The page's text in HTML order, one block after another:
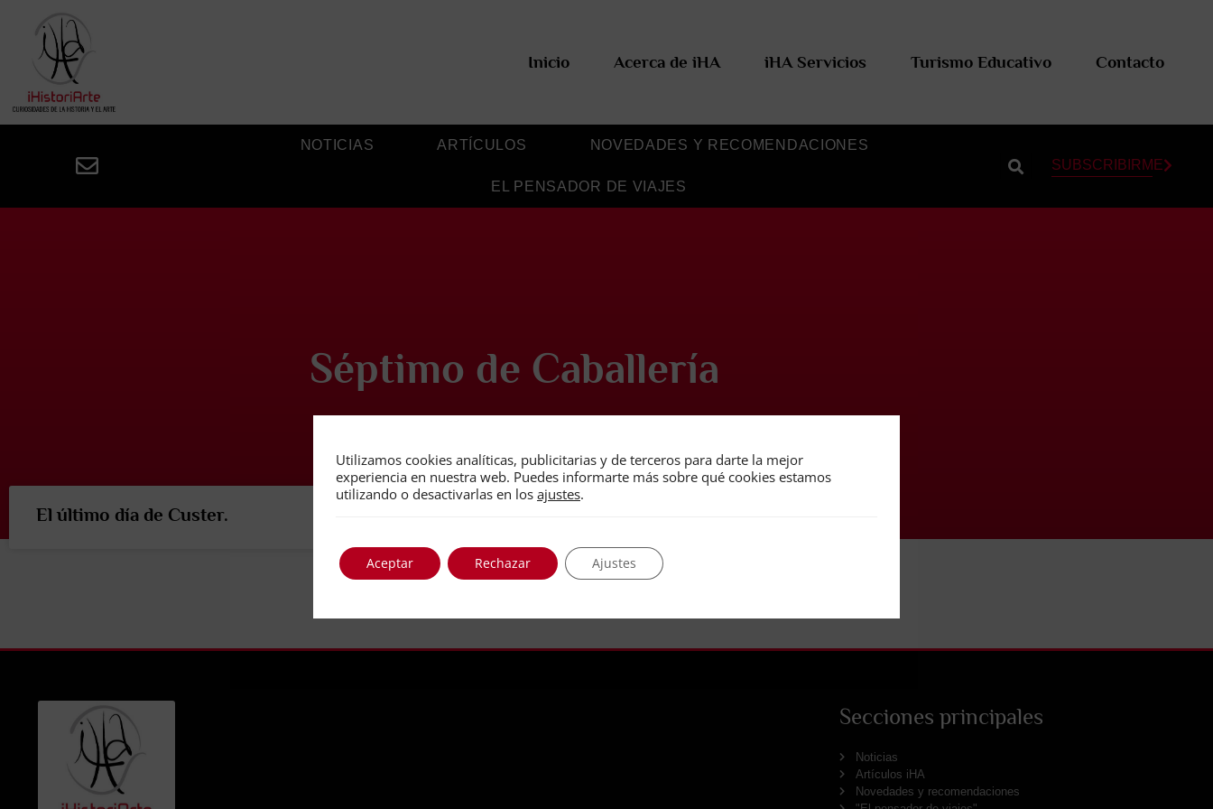
Inicio Acerca de iHA iHA Servicios Turismo Educativo Contacto
NOTICIAS ARTÍCULOS NOVEDADES Y RECOMENDACIONES
EL PENSADOR DE VIAJES
SUBSCRIBIRME
Séptimo de Caballería
El último día de Custer.
Secciones principales
Noticias
Artículos iHA
Novedades y recomendaciones
Utilizamos cookies analíticas, publicitarias y de terceros para darte la mejor
experiencia en nuestra web. Puedes informarte más sobre qué cookies estamos
utilizando o desactivarlas en los ajustes.
Aceptar Rechazar Ajustes